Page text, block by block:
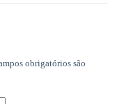
obrigatórios são